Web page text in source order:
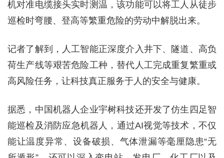
机对准电缆接头实时测温，该功能可以将工人从徒步
巡检时弯腰、登高等繁重危险的劳动中解脱出来。
记者了解到，人工智能正深度介入井下、隧道、高负
荷生产线等艰苦危险工种，替代人工完成重复繁重或
高风险任务，让科技真正服务于人的安全与健康。
据悉，中国机器人企业宇树科技还开发了仿生四足智
能巡检及消防应急机器人，通过AI视觉等技术，不仅
能让温度异常、设备破损、气体泄漏等毫厘隐患“无